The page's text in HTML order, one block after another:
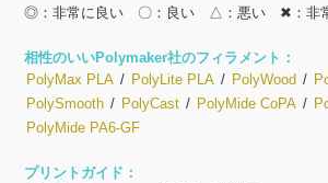
◎：非常に良い 〇：良い △：悪い ✖：非
相性のいいPolymaker社のフィラメント：
PolyMax PLA / PolyLite PLA / PolyWood /
PolySmooth / PolyCast / PolyMide CoPA /
PolyMide PA6-GF
プリントガイド：